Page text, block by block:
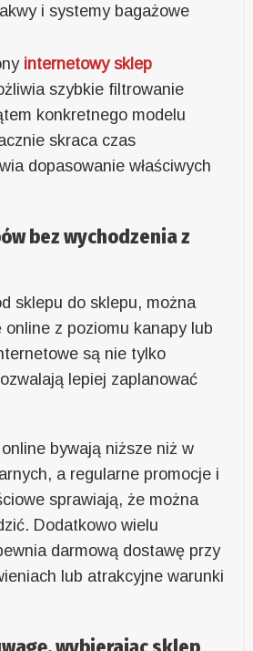
i systemy bagażowe
internetowy sklep
szybkie filtrowanie
konkretnego modelu
skraca czas
dopasowanie właściwych
bez wychodzenia z
sklepu do sklepu, można
z poziomu kanapy lub
są nie tylko
lepiej zaplanować
bywają niższe niż w
a regularne promocje i
sprawiają, że można
Dodatkowo wielu
darmową dostawę przy
lub atrakcyjne warunki